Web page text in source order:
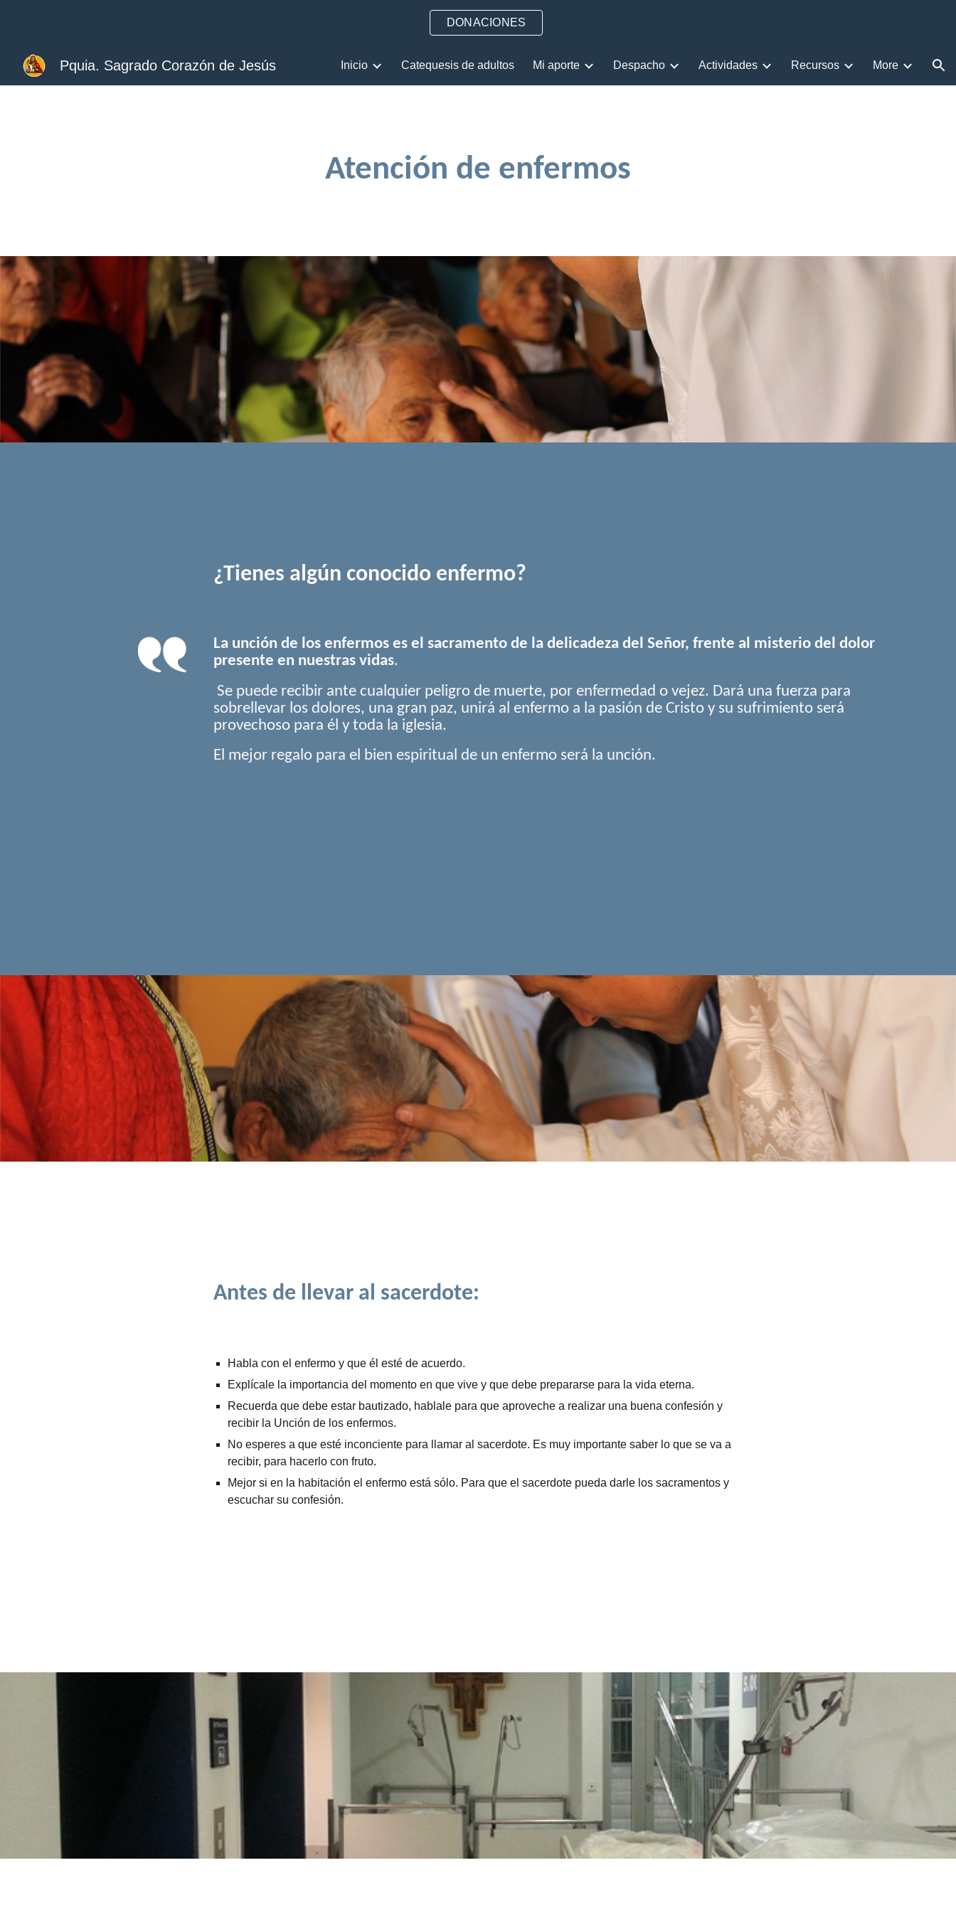
DONACIONES
Pquia. Sagrado Corazón de Jesús Inicio Catequesis de adultos Mi aporte Despacho Actividades Recursos More
Atención de enfermos
¿Tienes algún conocido enfermo?
La unción de los enfermos es el sacramento de la delicadeza del Señor, frente al misterio del dolor
presente en nuestras vidas.
Se puede recibir ante cualquier peligro de muerte, por enfermedad o vejez. Dará una fuerza para
sobrellevar los dolores, una gran paz, unirá al enfermo a la pasión de Cristo y su sufrimiento será
provechoso para él y toda la iglesia.
El mejor regalo para el bien espiritual de un enfermo será la unción.
Antes de llevar al sacerdote:
Habla con el enfermo y que él esté de acuerdo.
Explícale la importancia del momento en que vive y que debe prepararse para la vida eterna.
Recuerda que debe estar bautizado, hablale para que aproveche a realizar una buena confesión y
recibir la Unción de los enfermos.
No esperes a que esté inconciente para llamar al sacerdote. Es muy importante saber lo que se va a
recibir, para hacerlo con fruto.
Mejor si en la habitación el enfermo está sólo. Para que el sacerdote pueda darle los sacramentos y
escuchar su confesión.